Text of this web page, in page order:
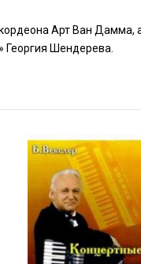
Арт Ван
Георгия Шендерева.